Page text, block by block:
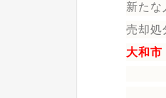
新たな
売却処
大和